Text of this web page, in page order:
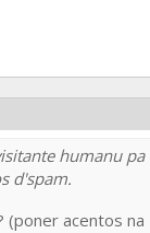
humanu pa
d'spam.
(poner acentos na